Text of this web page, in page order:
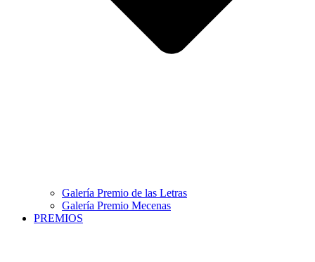
Galería Premio de las Letras
Galería Premio Mecenas
PREMIOS